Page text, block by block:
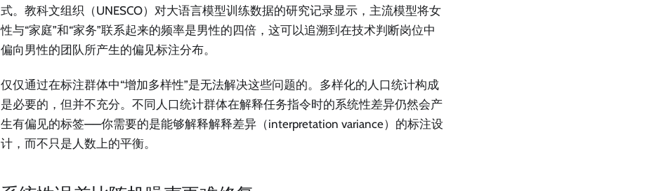
式。教科文组织（UNESCO）对大语言模型训练数据的研究记录显示，主流模型将女
性与“家庭”和“家务”联系起来的频率是男性的四倍，这可以追溯到在技术判断岗位中
偏向男性的团队所产生的偏见标注分布。
仅仅通过在标注群体中“增加多样性”是无法解决这些问题的。多样化的人口统计构成
是必要的，但并不充分。不同人口统计群体在解释任务指令时的系统性差异仍然会产
生有偏见的标签——你需要的是能够解释解释差异（interpretation variance）的标注设
计，而不只是人数上的平衡。